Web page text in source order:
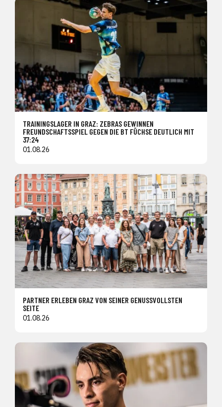
TRAININGSLAGER IN GRAZ: ZEBRAS GEWINNEN
FREUNDSCHAFTSSPIEL GEGEN DIE BT FÜCHSE DEUTLICH MIT
37:24
01.08.26
PARTNER ERLEBEN GRAZ VON SEINER GENUSSVOLLSTEN
SEITE
01.08.26